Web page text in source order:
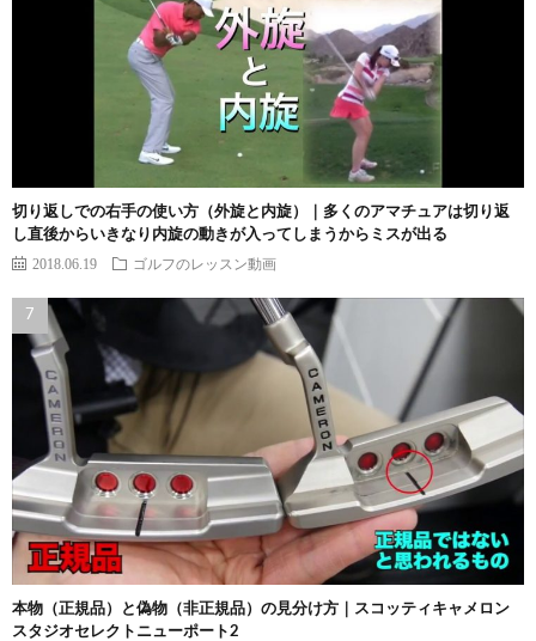
切り返しでの右手の使い方（外旋と内旋）｜多くのアマチュアは切り返
し直後からいきなり内旋の動きが入ってしまうからミスが出る
2018.06.19 ゴルフのレッスン動画
本物（正規品）と偽物（非正規品）の見分け方｜スコッティキャメロン
スタジオセレクトニューポート2